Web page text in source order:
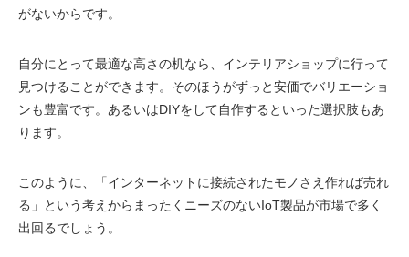
がないからです。
自分にとって最適な高さの机なら、インテリアショップに行って
見つけることができます。そのほうがずっと安価でバリエーショ
ンも豊富です。あるいはDIYをして自作するといった選択肢もあ
ります。
このように、「インターネットに接続されたモノさえ作れば売れ
る」という考えからまったくニーズのないIoT製品が市場で多く
出回るでしょう。